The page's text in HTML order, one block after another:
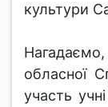
культури
обласної
участь